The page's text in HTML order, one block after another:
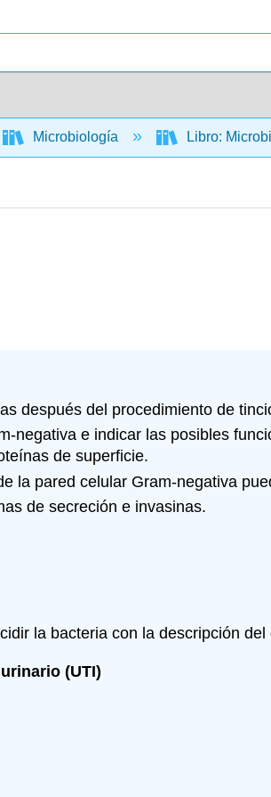
Microbiología Libro:
después del procedimiento de
negativa e indicar las posibles
de superficie.
la pared celular Gram-negativa
de secreción e invasinas.
la bacteria con la descripción
(UTI)